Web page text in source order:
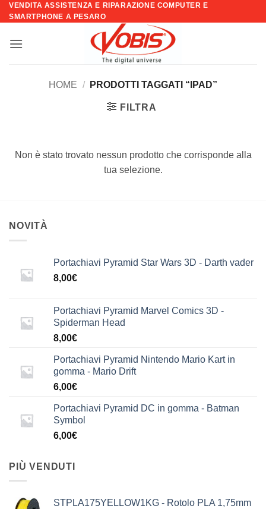
Salta
ai
VENDITA ASSISTENZA E RIPARAZIONE COMPUTER E
SMARTPHONE A PESARO
HOME / PRODOTTI TAGGATI “IPAD”
FILTRA
Non è stato trovato nessun prodotto che corrisponde alla
tua selezione.
NOVITÀ
Portachiavi Pyramid Star Wars 3D - Darth vader
8,00€
Portachiavi Pyramid Marvel Comics 3D -
Spiderman Head
8,00€
Portachiavi Pyramid Nintendo Mario Kart in
gomma - Mario Drift
6,00€
Portachiavi Pyramid DC in gomma - Batman
Symbol
6,00€
PIÙ VENDUTI
STPLA175YELLOW1KG - Rotolo PLA 1,75mm